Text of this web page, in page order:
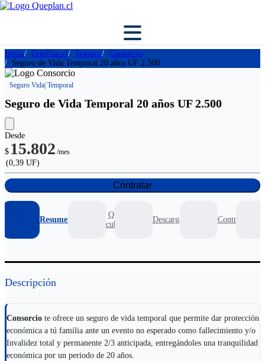
Inicio QuePlan.cl Seguros
Consorcio
Seguro de Vida Temporal 20 años UF 2.500
Seguro Vida | Temporal
Seguro de Vida Temporal 20 años UF 2.500
Desde
$ 15.802 /mes
(0,39 UF)
Contratar
Resumen
Que
cubre
Descargables Contratar
Descripción
Consorcio te ofrece un seguro de vida temporal que permite dar protección
económica a tú familia ante un evento no esperado como fallecimiento y/o
Invalidez total y permanente 2/3 anticipada, entregándoles una tranquilidad
económica por un periodo de 20 años.